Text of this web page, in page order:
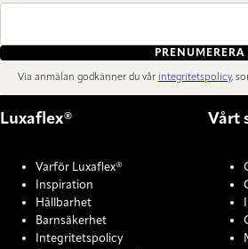
PRENUMERERA
Via anmälan godkänner du vår integritetspolicy,
Luxaflex®
Varför Luxaflex®
Inspiration
Hållbarhet
Barnsäkerhet
Integritetspolicy
Vårt